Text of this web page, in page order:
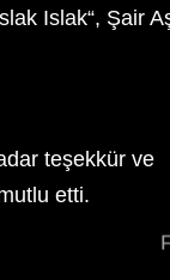
Islak“, Şair
teşekkür ve
etti.